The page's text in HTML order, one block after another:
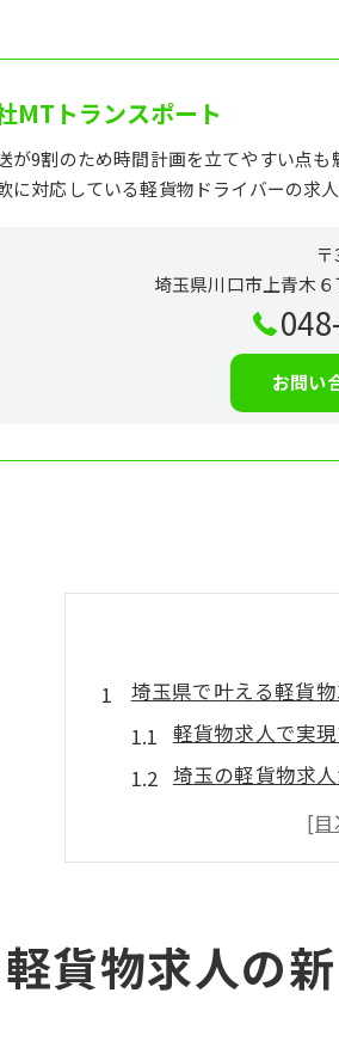
MTトランスポート
が9割のため時間計画を立てやすい点
に対応している軽貨物ドライバーの求
埼玉県川口市上青木
お問い
埼玉県で叶える軽貨
軽貨物求人で実
埼玉の軽貨物求
軽貨物求人でラ
軽貨物求人で未
安定高収入を目指す
軽貨物求人で安
貨物求人の